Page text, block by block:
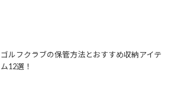
ゴルフクラブの保管方法とおすすめ収納アイテ
ム12選！